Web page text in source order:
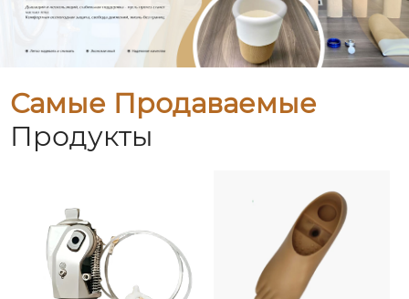
Самые Продаваемые
Продукты